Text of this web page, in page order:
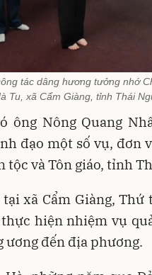
tác dâng hương tưởng nhớ
Tu, xã Cẩm Giàng, tỉnh Thái
ông Nông Quang
đạo một số vụ, đơn
tộc và Tôn giáo, tỉnh
xã Cẩm Giàng, Thứ
hiện nhiệm vụ
ương đến địa phương.